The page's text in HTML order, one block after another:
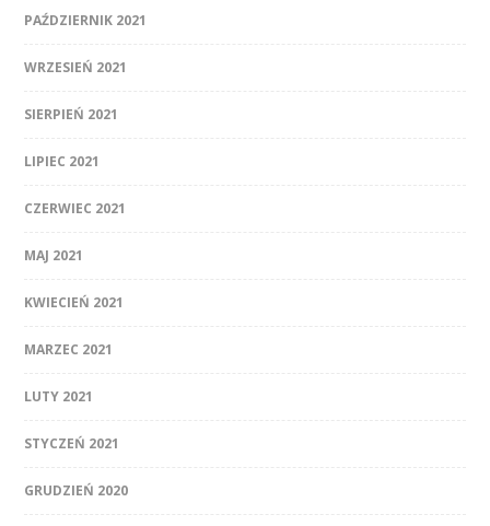
PAŹDZIERNIK 2021
WRZESIEŃ 2021
SIERPIEŃ 2021
LIPIEC 2021
CZERWIEC 2021
MAJ 2021
KWIECIEŃ 2021
MARZEC 2021
LUTY 2021
STYCZEŃ 2021
GRUDZIEŃ 2020